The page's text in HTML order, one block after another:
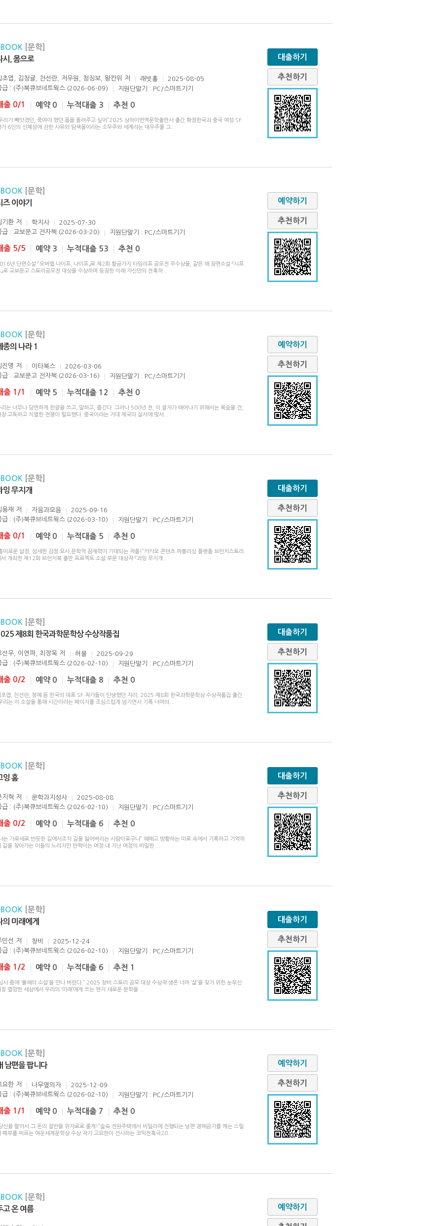
[문학]
시, 몸으로
초엽, 김청귤, 천선란, 저우원, 청징보, 왕칸위 저 래빗홀
2025-08-05
급 : (주)북큐브네트웍스 (2026-06-09)
지원단말기 : PC/스마트기기
출 0/1 예약 0 누적대출 3 추천 0
리가 빼앗겼던, 죽여야 했던 몸을 돌려주고 싶어”2025 상하이번역문학출판사 출간 확정한국과 중국 여성 SF
가 6인의 신체성에 관한 사유와 탐색몸이라는 소우주와 세계라는 대우주를 그
대출하기
추천하기
[문학]
즈 이야기
기환 저 학지사
2025-07-30
급 : 교보문고 전자책 (2026-03-20)
지원단말기 : PC/스마트기기
출 5/5 예약 3 누적대출 53 추천 0
년 단편소설 「오버랩 나이프, 나이프」로 제2회 황금가지 타임리프 공모전 우수상을, 같은 해 장편소설 『시프
』로 교보문고 스토리공모전 대상을 수상하며 등장한 이래 자신만의 잔혹하
예약하기
추천하기
[문학]
종의 나라 1
진명 저 이타북스
2026-03-06
급 : 교보문고 전자책 (2026-03-16)
지원단말기 : PC/스마트기기
출 1/1 예약 5 누적대출 12 추천 0
리는 너무나 당연하게 한글을 쓰고, 말하고, 즐긴다. 그러나 500년 전, 이 글자가 태어나기 위해서는 목숨을 건,
장 고독하고 치열한 전쟁이 필요했다. 중국이라는 거대 제국의 질서에 맞서
예약하기
추천하기
[문학]
잉 무지개
용재 저 자음과모음
2025-09-16
급 : (주)북큐브네트웍스 (2026-03-10)
지원단말기 : PC/스마트기기
출 0/1 예약 0 누적대출 5 추천 0
미로운 설정, 섬세한 감정 묘사,문학적 잠재력이 기대되는 작품!”카카오 콘텐츠 퍼블리싱 플랫폼 브런치스토리
서 개최한 제12회 브런치북 출판 프로젝트 소설 부문 대상작 『과잉 무지개
대출하기
추천하기
[문학]
제8회 한국과학문학상 수상작품집
선우, 이연파, 최장욱 저 허블
2025-09-29
급 : (주)북큐브네트웍스 (2026-02-10)
지원단말기 : PC/스마트기기
출 0/2 예약 0 누적대출 8 추천 0
초엽, 천선란, 청예 등 한국의 대표 SF 작가들이 탄생했던 자리, 2025 제8회 한국과학문학상 수상작품집 출간
리는 이 소설을 통해 시간이라는 페이지를 조심스럽게 넘기면서 기록 너머의
대출하기
추천하기
[문학]
잉 홈
지혁 저 문학과지성사
2025-08-08
급 : (주)북큐브네트웍스 (2026-02-10)
지원단말기 : PC/스마트기기
출 0/2 예약 0 누적대출 6 추천 0
는 가로세로 반듯한 길에서조차 길을 잃어버리는 사람이로구나” 헤매고 방황하는 미로 속에서 기록하고 기억하
길을 찾아가는 이들의 느리지만 반짝이는 여정 내 지난 여정의 비밀한
대출하기
추천하기
[문학]
의 미래에게
민선 저 창비
2025-12-24
급 : (주)북큐브네트웍스 (2026-02-10)
지원단말기 : PC/스마트기기
출 1/2 예약 0 누적대출 6 추천 1
사 중에 ‘올해의 소설’을 만나 버렸다.” 2025 창비 스토리 공모 대상 수상작 생존 너머 ‘삶’을 찾기 위한 눈부신
정 멸망한 세상에서 우리의 ‘미래’에게 쓰는 편지 새로운 문학을
대출하기
추천하기
[문학]
남편을 팝니다
요한 저 나무옆의자
2025-12-09
급 : (주)북큐브네트웍스 (2026-02-10)
지원단말기 : PC/스마트기기
출 1/1 예약 0 누적대출 7 추천 0
신을 팔아서 그 돈의 절반을 위자료로 줄게!”숲속 전원주택에서 비밀리에 진행되는 남편 경매금기를 깨는 스릴
폐부를 찌르는 여운세계문학상 수상 작가 고요한이 선사하는 코믹잔혹극20
예약하기
추천하기
[문학]
고 온 여름
예약하기